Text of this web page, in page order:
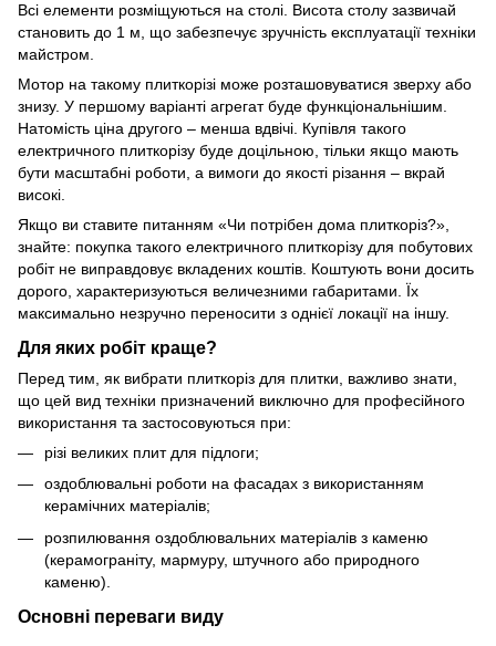
Всі елементи розміщуються на столі. Висота столу зазвичай
становить до 1 м, що забезпечує зручність експлуатації техніки
майстром.
Мотор на такому плиткорізі може розташовуватися зверху або
знизу. У першому варіанті агрегат буде функціональнішим.
Натомість ціна другого – менша вдвічі. Купівля такого
електричного плиткорізу буде доцільною, тільки якщо мають
бути масштабні роботи, а вимоги до якості різання – вкрай
високі.
Якщо ви ставите питанням «Чи потрібен дома плиткоріз?»,
знайте: покупка такого електричного плиткорізу для побутових
робіт не виправдовує вкладених коштів. Коштують вони досить
дорого, характеризуються величезними габаритами. Їх
максимально незручно переносити з однієї локації на іншу.
Для яких робіт краще?
Перед тим, як вибрати плиткоріз для плитки, важливо знати,
що цей вид техніки призначений виключно для професійного
використання та застосовуються при:
різі великих плит для підлоги;
оздоблювальні роботи на фасадах з використанням
керамічних матеріалів;
розпилювання оздоблювальних матеріалів з каменю
(керамограніту, мармуру, штучного або природного
каменю).
Основні переваги виду